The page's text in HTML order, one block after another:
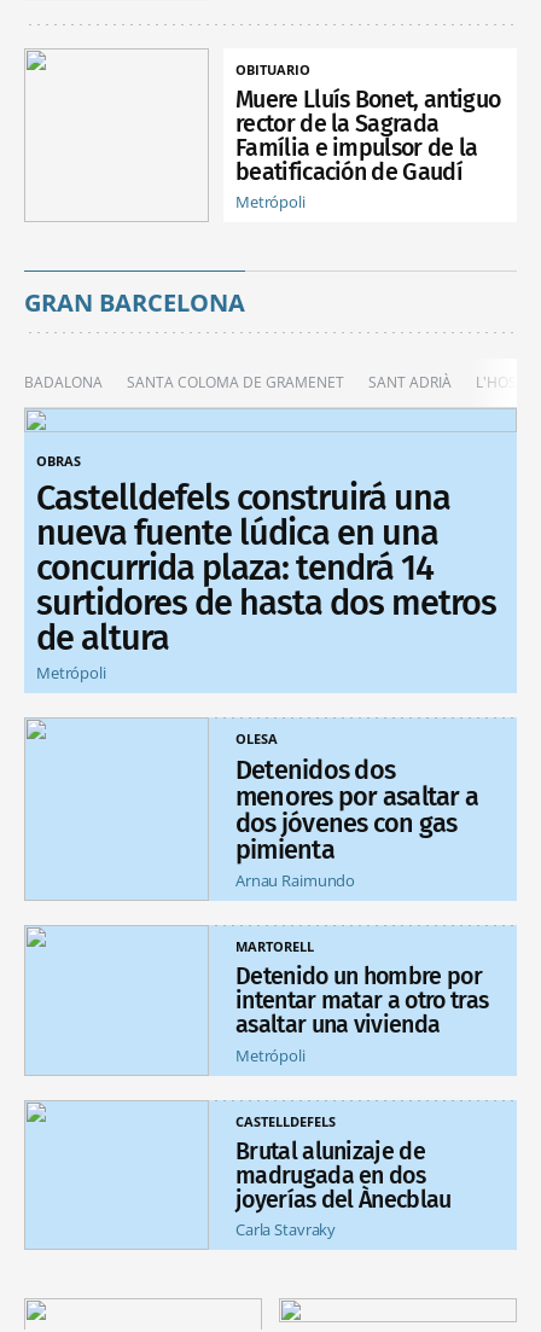
OBITUARIO
Muere Lluís Bonet, antiguo
rector de la Sagrada
Família e impulsor de la
beatificación de Gaudí
Metrópoli
GRAN BARCELONA
BADALONA SANTA COLOMA DE GRAMENET SANT ADRIÀ
OBRAS
Castelldefels construirá una
nueva fuente lúdica en una
concurrida plaza: tendrá 14
surtidores de hasta dos metros
de altura
Metrópoli
OLESA
Detenidos dos
menores por asaltar a
dos jóvenes con gas
pimienta
Arnau Raimundo
MARTORELL
Detenido un hombre por
intentar matar a otro tras
asaltar una vivienda
Metrópoli
CASTELLDEFELS
Brutal alunizaje de
madrugada en dos
joyerías del Ànecblau
Carla Stavraky